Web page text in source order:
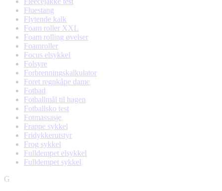
Fluestang
Flytende kalk
Foam roller XXL
Foam rolling øvelser
Foamroller
Focus elsykkel
Folsyre
Forbrenningskalkulator
Foret regnkåpe dame
Fotbad
Fotballmål til hagen
Fotballsko test
Fotmassasje
Frappe sykkel
Fridykkerutstyr
Frog sykkel
Fulldempet elsykkel
Fulldempet sykkel
G